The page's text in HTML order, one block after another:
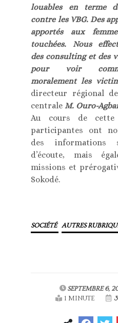
louables en terme
contre les VBG. Des
apportés aux
touchées. Nous
des consulting et des
pour voir
moralement les
directeur régional
centraleM. Ouro-
Au cours de cette
participantes ont
des
d’écoute, mais
missions et
Sokodé.
SOCIÉTÉ AUTRES
SEPTEMBRE 6,
1 MINUTE